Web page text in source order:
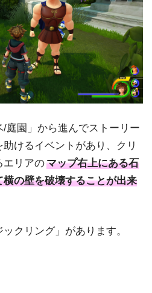
庭園」から進んでストーリー
けるイベントがあり、クリ
エリアのマップ右上にある石
の壁を破壊することが出来
クリング」があります。